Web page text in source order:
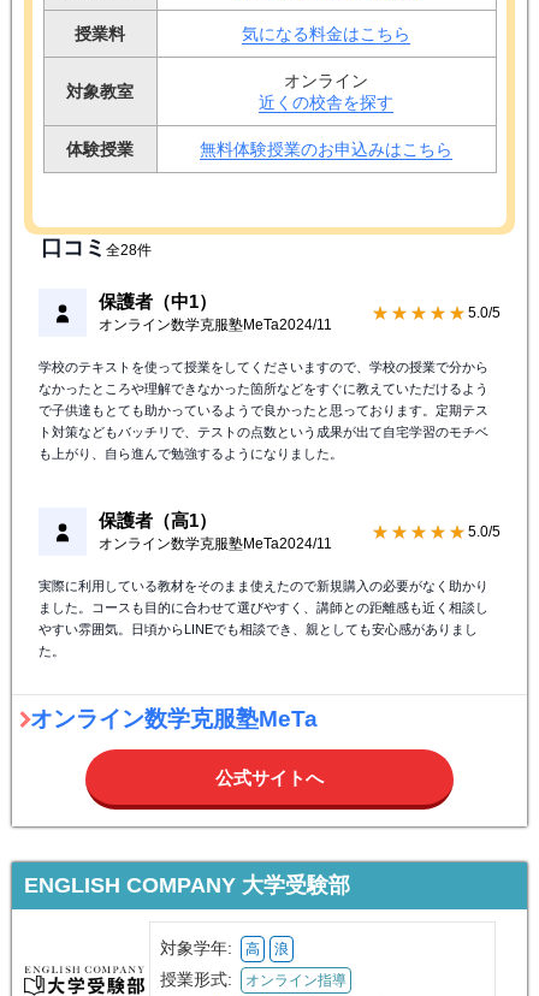
授業料 気になる料金はこちら
対象教室
オンライン
近くの校舎を探す
体験授業 無料体験授業のお申込みはこちら
口コミ 全28件
保護者（中1）
オンライン数学克服塾MeTa2024/11
★★★★★ 5.0/5
学校のテキストを使って授業をしてくださいますので、学校の授業で分から
なかったところや理解できなかった箇所などをすぐに教えていただけるよう
で子供達もとても助かっているようで良かったと思っております。定期テス
ト対策などもバッチリで、テストの点数という成果が出て自宅学習のモチベ
も上がり、自ら進んで勉強するようになりました。
保護者（高1）
オンライン数学克服塾MeTa2024/11
★★★★★ 5.0/5
実際に利用している教材をそのまま使えたので新規購入の必要がなく助かり
ました。コースも目的に合わせて選びやすく、講師との距離感も近く相談し
やすい雰囲気。日頃からLINEでも相談でき、親としても安心感がありまし
た。
オンライン数学克服塾MeTa
公式サイトへ
ENGLISH COMPANY 大学受験部
対象学年: 高 浪
授業形式: オンライン指導